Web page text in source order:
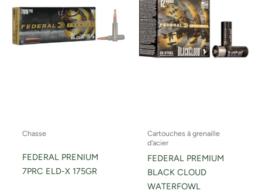
Chasse
FEDERAL PRENIUM
7PRC ELD-X 175GR
Cartouches à grenaille
d'acier
FEDERAL PREMIUM
BLACK CLOUD
WATERFOWL